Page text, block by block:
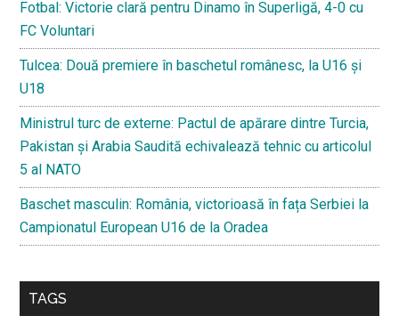
Fotbal: Victorie clară pentru Dinamo în Superligă, 4-0 cu
FC Voluntari
Tulcea: Două premiere în baschetul românesc, la U16 și
U18
Ministrul turc de externe: Pactul de apărare dintre Turcia,
Pakistan și Arabia Saudită echivalează tehnic cu articolul
5 al NATO
Baschet masculin: România, victorioasă în fața Serbiei la
Campionatul European U16 de la Oradea
TAGS